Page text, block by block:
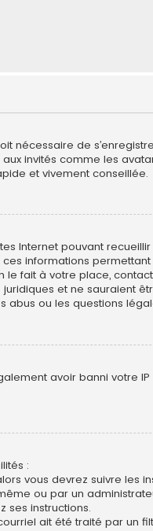
nécessaire de
invités comme les
et vivement conseillée.
Internet pouvant
informations permettant
le fait à votre place,
et ne sauraient
abus ou les questions
avoir banni votre
:
vous devrez suivre les
ou par un
ses instructions.
ait été traité par un